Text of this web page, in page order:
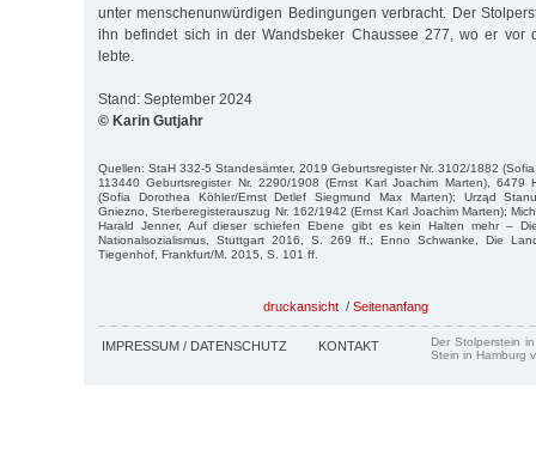
unter menschenunwürdigen Bedingungen verbracht. Der
ihn befindet sich in der Wandsbeker Chaussee 277, wo er vor
lebte.
Stand: September 2024
© Karin Gutjahr
Quellen: StaH 332-5 Standesämter, 2019 Geburtsregister Nr. 3102/1882
113440 Geburtsregister Nr. 2290/1908 (Ernst Karl Joachim Marten), 6479
(Sofia Dorothea Köhler/Ernst Detlef Siegmund Max Marten); Urząd
Gniezno, Sterberegisterauszug Nr. 162/1942 (Ernst Karl Joachim Marten);
Harald Jenner, Auf dieser schiefen Ebene gibt es kein Halten mehr –
Nationalsozialismus, Stuttgart 2016, S. 269 ff.; Enno Schwanke, Die
Tiegenhof, Frankfurt/M. 2015, S. 101 ff.
druckansicht / Seitenanfang
IMPRESSUM / DATENSCHUTZ KONTAKT
Der Stolperstein
Stein in Hamburg